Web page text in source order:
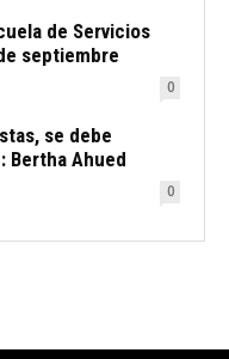
de Servicios
septiembre
0
se debe
Bertha Ahued
0